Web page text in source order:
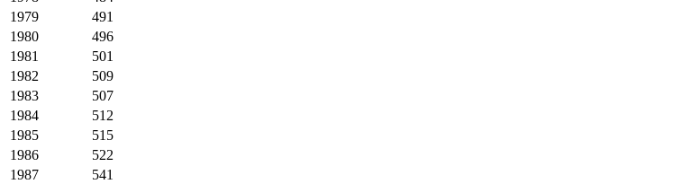
1979
491
1980
496
1981
501
1982
509
1983
507
1984
512
1985
515
1986
522
1987
541